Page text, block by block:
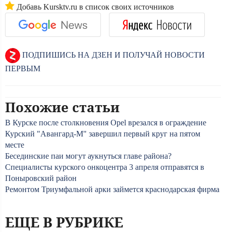
Добавь Kursktv.ru в список своих источников
ПОДПИШИСЬ НА ДЗЕН И ПОЛУЧАЙ НОВОСТИ
ПЕРВЫМ
Похожие статьи
В Курске после столкновения Opel врезался в ограждение
Курский "Авангард-М" завершил первый круг на пятом
месте
Бесединские паи могут аукнуться главе района?
Специалисты курского онкоцентра 3 апреля отправятся в
Поныровский район
Ремонтом Триумфальной арки займется краснодарская фирма
ЕЩЕ В РУБРИКЕ